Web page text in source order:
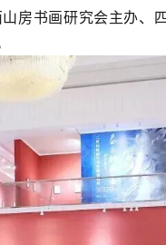
房书画研究会主办、